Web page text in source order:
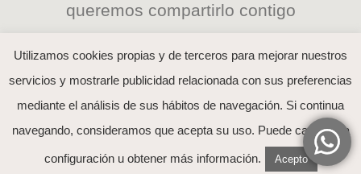
queremos compartirlo contigo
He leído y acepto el tratamiento de mis datos
explicado en la
política de Privacidad
Utilizamos cookies propias y de terceros para mejorar nuestros
servicios y mostrarle publicidad relacionada con sus preferencias
mediante el análisis de sus hábitos de navegación. Si continua
navegando, consideramos que acepta su uso. Puede cambiar la
configuración u obtener más información. Acepto